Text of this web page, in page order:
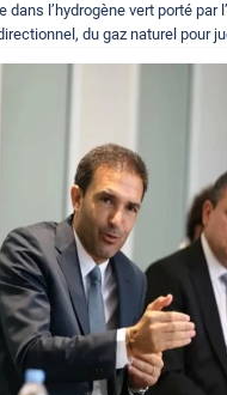
l’hydrogène vert porté par
du gaz naturel pour